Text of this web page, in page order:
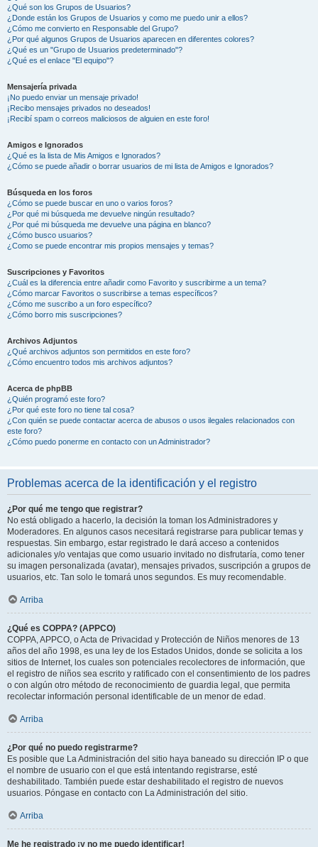
¿Qué son los Grupos de Usuarios?
¿Donde están los Grupos de Usuarios y como me puedo unir a ellos?
¿Cómo me convierto en Responsable del Grupo?
¿Por qué algunos Grupos de Usuarios aparecen en diferentes colores?
¿Qué es un "Grupo de Usuarios predeterminado"?
¿Qué es el enlace "El equipo"?
Mensajería privada
¡No puedo enviar un mensaje privado!
¡Recibo mensajes privados no deseados!
¡Recibí spam o correos maliciosos de alguien en este foro!
Amigos e Ignorados
¿Qué es la lista de Mis Amigos e Ignorados?
¿Cómo se puede añadir o borrar usuarios de mi lista de Amigos e Ignorados?
Búsqueda en los foros
¿Cómo se puede buscar en uno o varios foros?
¿Por qué mi búsqueda me devuelve ningún resultado?
¿Por qué mi búsqueda me devuelve una página en blanco?
¿Cómo busco usuarios?
¿Como se puede encontrar mis propios mensajes y temas?
Suscripciones y Favoritos
¿Cuál es la diferencia entre añadir como Favorito y suscribirme a un tema?
¿Cómo marcar Favoritos o suscribirse a temas específicos?
¿Cómo me suscribo a un foro específico?
¿Cómo borro mis suscripciones?
Archivos Adjuntos
¿Qué archivos adjuntos son permitidos en este foro?
¿Cómo encuentro todos mis archivos adjuntos?
Acerca de phpBB
¿Quién programó este foro?
¿Por qué este foro no tiene tal cosa?
¿Con quién se puede contactar acerca de abusos o usos ilegales relacionados con
este foro?
¿Cómo puedo ponerme en contacto con un Administrador?
Problemas acerca de la identificación y el registro
¿Por qué me tengo que registrar?
No está obligado a hacerlo, la decisión la toman los Administradores y
Moderadores. En algunos casos necesitará registrarse para publicar temas y
respuestas. Sin embargo, estar registrado le dará acceso a contenidos
adicionales y/o ventajas que como usuario invitado no disfrutaría, como tener
su imagen personalizada (avatar), mensajes privados, suscripción a grupos de
usuarios, etc. Tan solo le tomará unos segundos. Es muy recomendable.
Arriba
¿Qué es COPPA? (APPCO)
COPPA, APPCO, o Acta de Privacidad y Protección de Niños menores de 13
años del año 1998, es una ley de los Estados Unidos, donde se solicita a los
sitios de Internet, los cuales son potenciales recolectores de información, que
el registro de niños sea escrito y ratificado con el consentimiento de los padres
o con algún otro método de reconocimiento de guardia legal, que permita
recolectar información personal identificable de un menor de edad.
Arriba
¿Por qué no puedo registrarme?
Es posible que La Administración del sitio haya baneado su dirección IP o que
el nombre de usuario con el que está intentando registrarse, esté
deshabilitado. También puede estar deshabilitado el registro de nuevos
usuarios. Póngase en contacto con La Administración del sitio.
Arriba
Me he registrado ¡y no me puedo identificar!